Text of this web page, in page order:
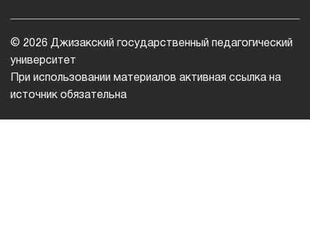
© 2026 Джизакский государственный педагогический
университет
При использовании материалов активная ссылка на
источник обязательна